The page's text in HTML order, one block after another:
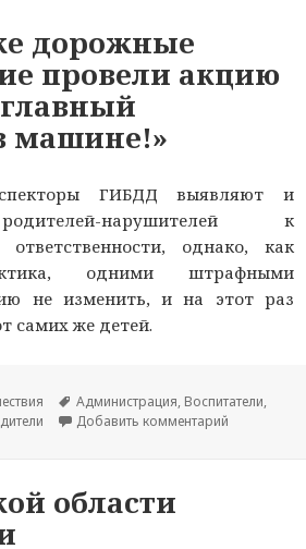
дорожные
провели акцию
главный
машине!»
ГИБДД выявляют и
нарушителей к
ответственности, однако, как
одними штрафными
не изменить, и на этот раз
самих же детей.
Метки
Администрация, Воспитатели,
Добавить комментарий
области